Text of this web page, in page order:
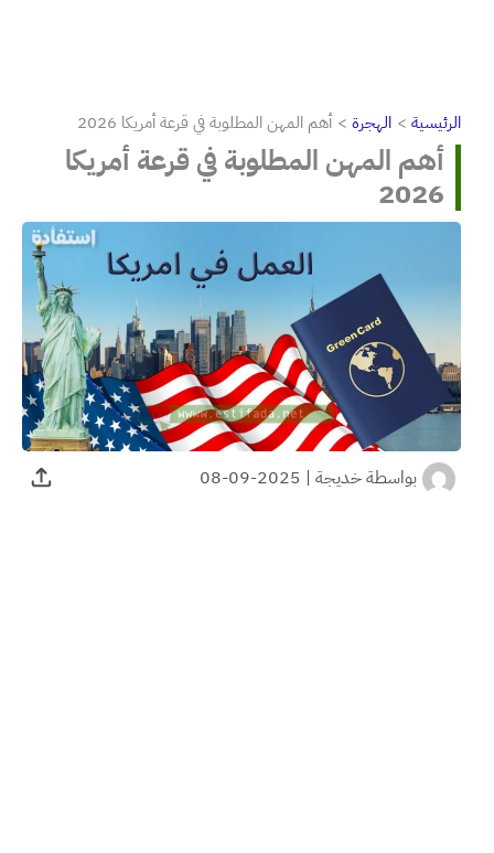
الرئيسية الهجرة أهم المهن المطلوبة في قرعة أمريكا 2026
أهم المهن المطلوبة في قرعة أمريكا
2026
بواسطةخديجة |
2025-09-08